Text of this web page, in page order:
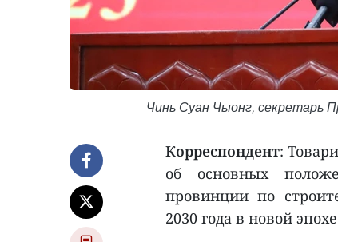
Чинь Суан Чыонг, секретарь
Корреспондент:
об основных
провинции по
2030 года в новой